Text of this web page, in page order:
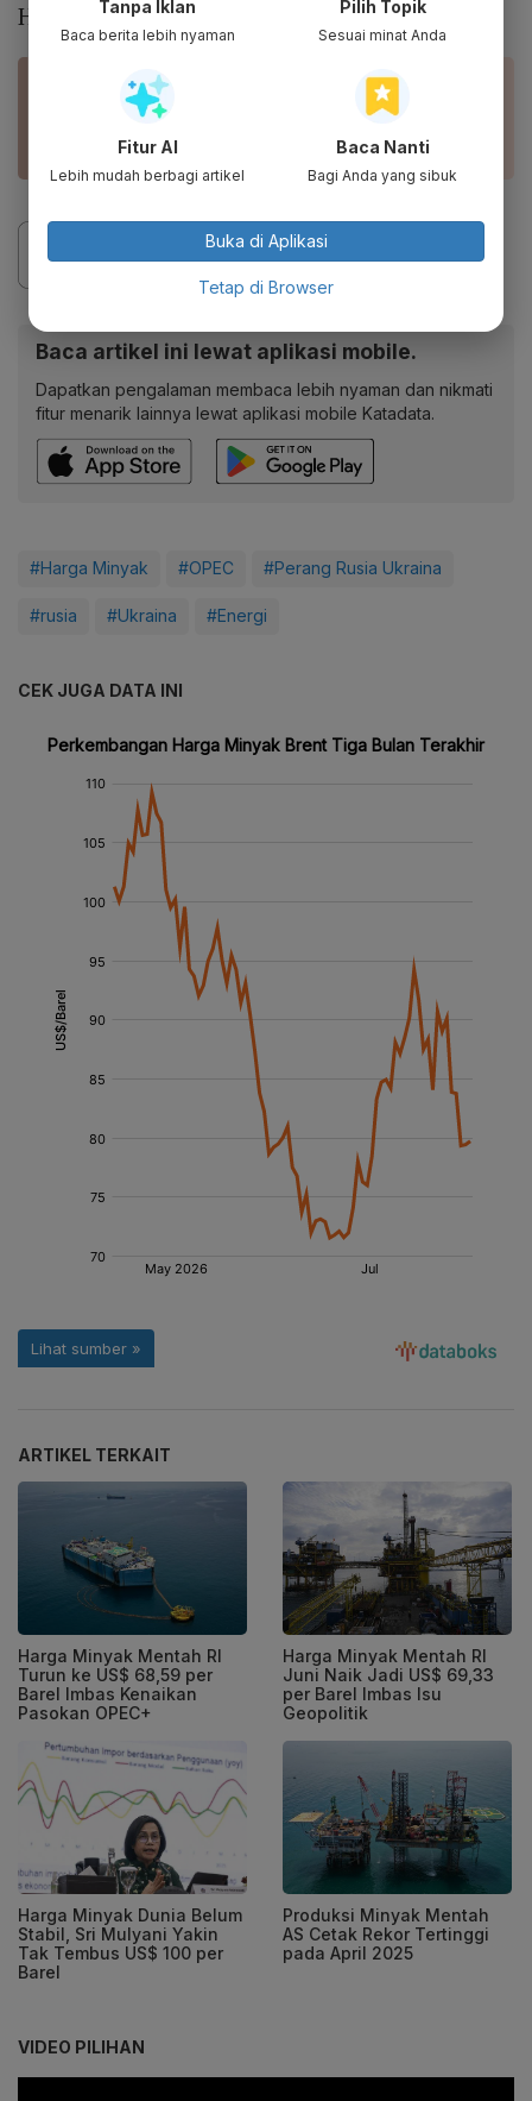
Hay.
BACA JUGA
Harga Minyak Mentah Tembus US$100/Barel,
Baca artikel ini lewat aplikasi mobile.
Dapatkan pengalaman membaca lebih nyaman dan nikmati
fitur menarik lainnya lewat aplikasi mobile Katadata.
#Harga Minyak #OPEC #Perang Rusia Ukraina
#rusia #Ukraina #Energi
CEK JUGA DATA INI
ARTIKEL TERKAIT
Harga Minyak Mentah RI
Turun ke US$ 68,59 per
Barel Imbas Kenaikan
Pasokan OPEC+
Harga Minyak Mentah RI
Juni Naik Jadi US$ 69,33
per Barel Imbas Isu
Geopolitik
Harga Minyak Dunia Belum
Stabil, Sri Mulyani Yakin
Tak Tembus US$ 100 per
Barel
Produksi Minyak Mentah
AS Cetak Rekor Tertinggi
pada April 2025
VIDEO PILIHAN
Tanpa Iklan
Baca berita lebih nyaman
Pilih Topik
Sesuai minat Anda
Fitur AI
Lebih mudah berbagi artikel
Baca Nanti
Bagi Anda yang sibuk
Buka di Aplikasi
Tetap di Browser